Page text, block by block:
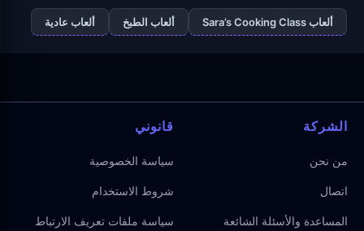
ألعاب Sara’s Cooking Class ألعاب الطبخ ألعاب عادية
الشركة
من نحن
اتصال
المساعدة والأسئلة الشائعة
قانوني
سياسة الخصوصية
شروط الاستخدام
سياسة ملفات تعريف الارتباط